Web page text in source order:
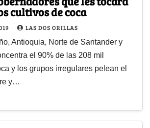
cultivos de coca
LAS DOS ORILLAS
Antioquia, Norte de Santander y
el 90% de las 208 mil
y los grupos irregulares pelean el
y…